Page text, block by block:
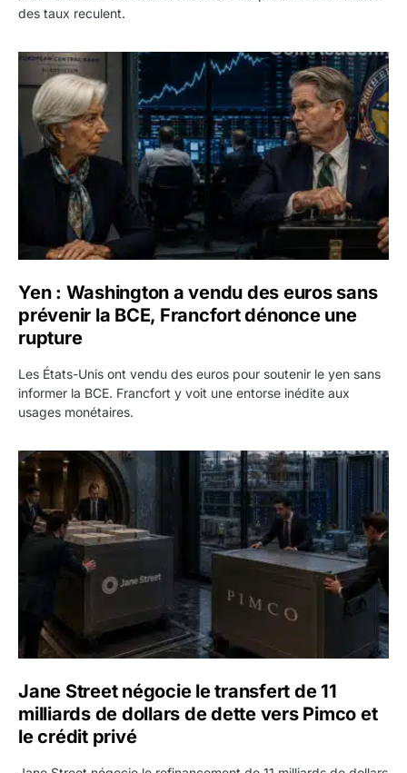
des taux reculent.
Yen : Washington a vendu des euros sans prévenir la
Yen : Washington a vendu des euros sans
prévenir la BCE, Francfort dénonce une
rupture
Les États-Unis ont vendu des euros pour soutenir le yen sans
informer la BCE. Francfort y voit une entorse inédite aux
usages monétaires.
Jane Street négocie le transfert de 11 milliards de
Jane Street négocie le transfert de 11
milliards de dollars de dette vers Pimco et
le crédit privé